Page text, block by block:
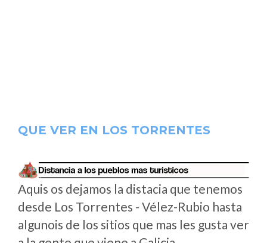
QUE VER EN LOS TORRENTES
Aquis os dejamos la distacia que tenemos
desde Los Torrentes - Vélez-Rubio hasta
algunois de los sitios que mas les gusta ver